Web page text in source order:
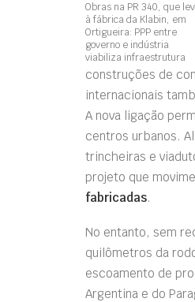
Obras na PR 340, que
à fábrica da Klabin, em
Ortigueira: PPP entre
governo e indústria
viabiliza infraestrutura
construções de
internacionais
A nova ligação
centros urbanos.
trincheiras e
projeto que
fabricadas.
No entanto, sem
quilômetros da
escoamento de
Argentina e do